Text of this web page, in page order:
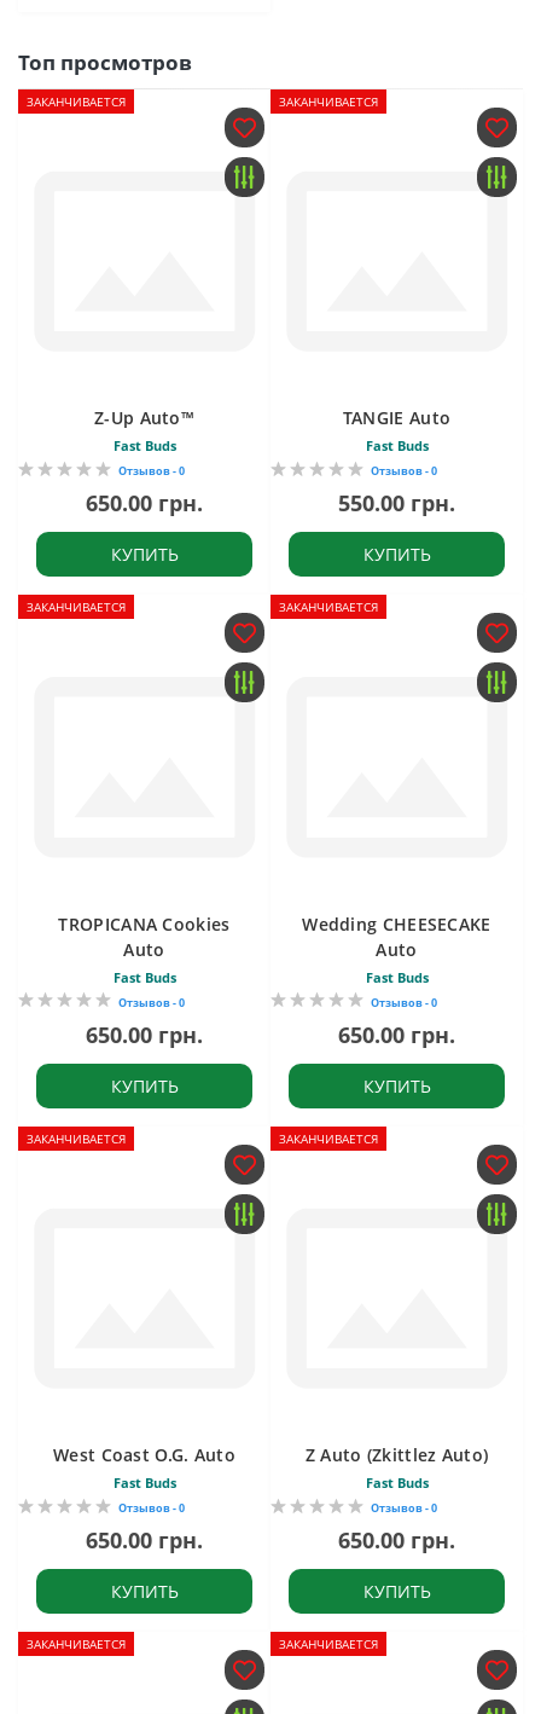
Топ просмотров
ЗАКАНЧИВАЕТСЯ
Z-Up Auto™
Fast Buds
Отзывов - 0
650.00 грн.
КУПИТЬ
ЗАКАНЧИВАЕТСЯ
TANGIE Auto
Fast Buds
Отзывов - 0
550.00 грн.
КУПИТЬ
ЗАКАНЧИВАЕТСЯ
TROPICANA Cookies
Auto
Fast Buds
Отзывов - 0
650.00 грн.
КУПИТЬ
ЗАКАНЧИВАЕТСЯ
Wedding CHEESECAKE
Auto
Fast Buds
Отзывов - 0
650.00 грн.
КУПИТЬ
ЗАКАНЧИВАЕТСЯ
West Coast O.G. Auto
Fast Buds
Отзывов - 0
650.00 грн.
КУПИТЬ
ЗАКАНЧИВАЕТСЯ
Z Auto (Zkittlez Auto)
Fast Buds
Отзывов - 0
650.00 грн.
КУПИТЬ
ЗАКАНЧИВАЕТСЯ ЗАКАНЧИВАЕТСЯ